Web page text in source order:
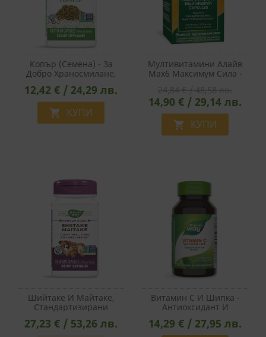
Копър (семена) - За
Добро Храносмилане,
480 Mg, 100 Капсули
12,42 € / 24,29 лв.
 КУПИ
Мултивитамини Алайв
Max6 Максимум Сила -
14,90 € / 29,14 лв.
 КУПИ
Шийтаке И Майтаке,
Стандартизирани
Екстракти По 125 Mg -
Nature's Way, 60 Капсули
27,23 € / 53,26 лв.
Витамин C И Шипка -
Антиоксидант И
Имуностимулатор, 500
Mg, 100 Капсули
14,29 € / 27,95 лв.